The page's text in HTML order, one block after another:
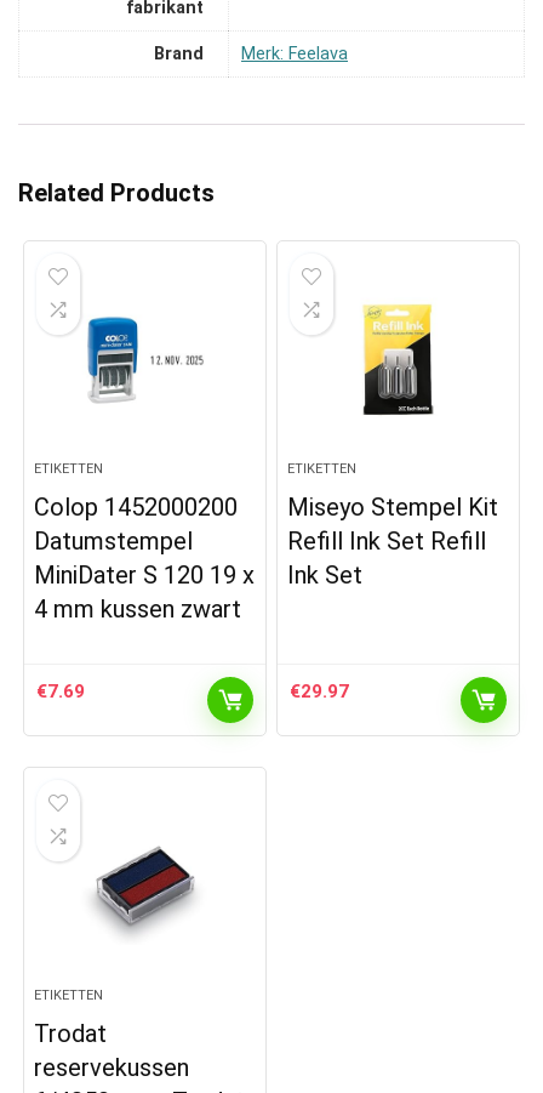
fabrikant
Brand Merk: Feelava
Related Products
ETIKETTEN
Colop 1452000200
Datumstempel
MiniDater S 120 19 x
4 mm kussen zwart
€7.69
ETIKETTEN
Miseyo Stempel Kit
Refill Ink Set Refill
Ink Set
€29.97
ETIKETTEN
Trodat
reservekussen